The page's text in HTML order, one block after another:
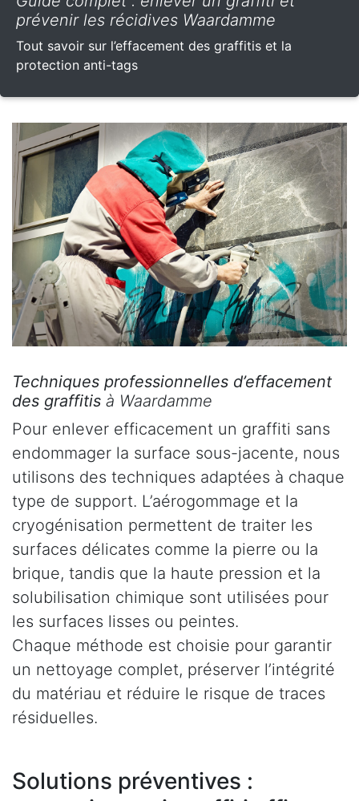
prévenir les récidives Waardamme
Tout savoir sur l’effacement des graffitis et la
protection anti-tags
Techniques professionnelles d’effacement
des graffitis à Waardamme
Pour enlever efficacement un graffiti sans
endommager la surface sous-jacente, nous
utilisons des techniques adaptées à chaque
type de support. L’aérogommage et la
cryogénisation permettent de traiter les
surfaces délicates comme la pierre ou la
brique, tandis que la haute pression et la
solubilisation chimique sont utilisées pour
les surfaces lisses ou peintes.
Chaque méthode est choisie pour garantir
un nettoyage complet, préserver l’intégrité
du matériau et réduire le risque de traces
résiduelles.
Solutions préventives :